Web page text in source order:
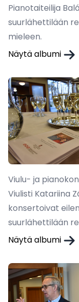
Pianotaiteilija
suurlähettilään
mieleen.
Näytä albumi
Viulu- ja
Viulisti Katariina
konsertoivat
suurlähettilään
Näytä albumi